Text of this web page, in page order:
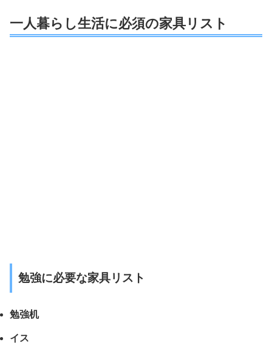
一人暮らし生活に必須の家具リスト
勉強に必要な家具リスト
勉強机
イス